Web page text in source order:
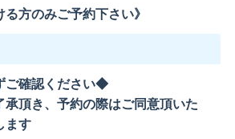
る方のみご予約下さい》
ご確認ください◆
承頂き、予約の際はご同意頂いた
ます